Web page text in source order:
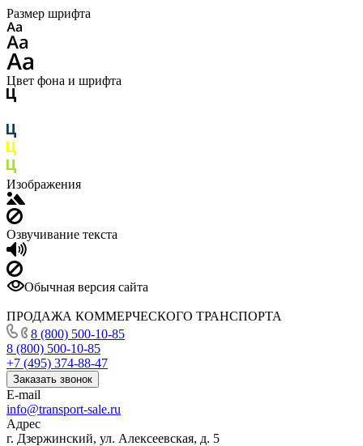
Размер шрифта
Цвет фона и шрифта
Изображения
Озвучивание текста
Обычная версия сайта
ПРОДАЖА КОММЕРЧЕСКОГО ТРАНСПОРТА
8 (800) 500-10-85
8 (800) 500-10-85
+7 (495) 374-88-47
Заказать звонок
E-mail
info@transport-sale.ru
Адрес
г. Дзержинский, ул. Алексеевская, д. 5